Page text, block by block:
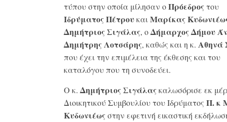
τύπου στην οποία μίλησαν οΠρόεδροςτου
Ιδρύματος ΠέτρουκαιΜαρίκας
Δημήτριος Σιγάλας, οΔήμαρχος Δήμου
Δημήτρης Λοτσάρης, καθώς και η κ. Αθηνά
που έχει την επιμέλεια της έκθεσης και του
καταλόγου που τη συνοδεύει.
Ο κ.Δημήτριος Σιγάλαςκαλωσόρισε εκ
Διοικητικού Συμβουλίου του Ιδρύματος Π. κ
Κυδωνιέωςστην εφετινή εικαστική